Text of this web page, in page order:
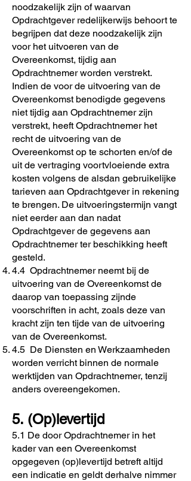
noodzakelijk zijn of waarvan
Opdrachtgever redelijkerwijs behoort te
begrijpen dat deze noodzakelijk zijn
voor het uitvoeren van de
Overeenkomst, tijdig aan
Opdrachtnemer worden verstrekt.
Indien de voor de uitvoering van de
Overeenkomst benodigde gegevens
niet tijdig aan Opdrachtnemer zijn
verstrekt, heeft Opdrachtnemer het
recht de uitvoering van de
Overeenkomst op te schorten en/of de
uit de vertraging voortvloeiende extra
kosten volgens de alsdan gebruikelijke
tarieven aan Opdrachtgever in rekening
te brengen. De uitvoeringstermijn vangt
niet eerder aan dan nadat
Opdrachtgever de gegevens aan
Opdrachtnemer ter beschikking heeft
gesteld.
4.4 Opdrachtnemer neemt bij de
uitvoering van de Overeenkomst de
daarop van toepassing zijnde
voorschriften in acht, zoals deze van
kracht zijn ten tijde van de uitvoering
van de Overeenkomst.
4.5 De Diensten en Werkzaamheden
worden verricht binnen de normale
werktijden van Opdrachtnemer, tenzij
anders overeengekomen.
5. (Op)levertijd
5.1 De door Opdrachtnemer in het
kader van een Overeenkomst
opgegeven (op)levertijd betreft altijd
een indicatie en geldt derhalve nimmer